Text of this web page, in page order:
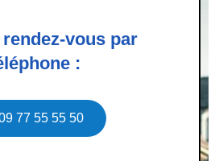
vous par
:
77 55 55 50